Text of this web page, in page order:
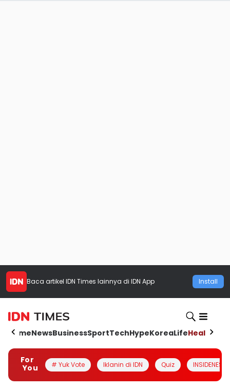
Baca artikel IDN Times lainnya di IDN App Install
HomeNewsBusinessSportTechHypeKoreaLifeHealth
For
You
# Yuk Vote Iklanin di IDN Quiz INSIDENESIA